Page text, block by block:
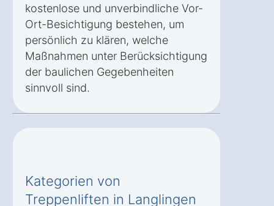
kostenlose und unverbindliche Vor-
Ort-Besichtigung bestehen, um
persönlich zu klären, welche
Maßnahmen unter Berücksichtigung
der baulichen Gegebenheiten
sinnvoll sind.
Kategorien von
Treppenliften in Langlingen